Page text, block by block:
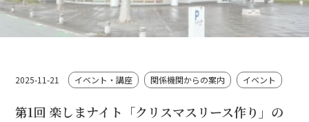
2025-11-21 イベント・講座 関係機関からの案内 イベント
第1回 楽しまナイト「クリスマスリース作り」の